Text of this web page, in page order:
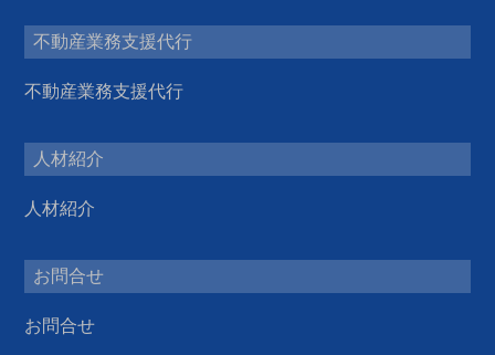
不動産業務支援代行
不動産業務支援代行
人材紹介
人材紹介
お問合せ
お問合せ